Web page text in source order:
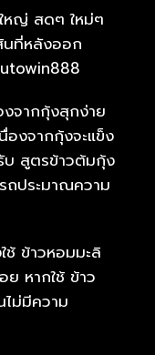
ใหญ่ สดๆ ใหม่ๆ
นที่หลังออก
งจากกุ้งสุกง่าย
องจากกุ้งจะแข็ง
บ สูตรข้าวต้มกุ้ง
ถประมาณความ
ช้ ข้าวหอมมะลิ
ย หากใช้ ข้าว
ไม่มีความ